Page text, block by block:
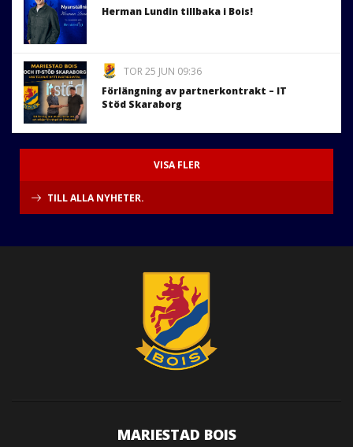
Herman Lundin tillbaka i Bois!
TOR 25 JUN 09:36
Förlängning av partnerkontrakt – IT
Stöd Skaraborg
VISA FLER
TILL ALLA NYHETER.
MARIESTAD BOIS